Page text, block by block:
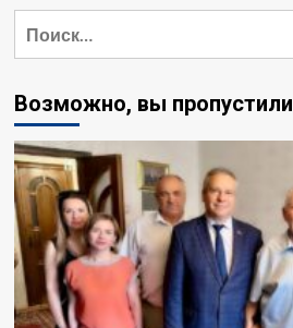
Возможно, вы пропустили